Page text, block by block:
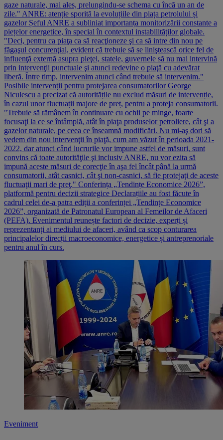
gaze naturale, mai ales, prelungindu-se schema cu încă un an de
zile." ANRE: atenție sporită la evoluțiile din piața petrolului și
gazelor Șeful ANRE a subliniat importanța monitorizării constante a
piețelor energetice, în special în contextul instabilităților globale.
"Deci, pentru ca piaţa ca să reacţioneze şi ca să intre din nou pe
făgaşul concurenţial, evident că trebuie să se liniştească orice fel de
influenţă externă asupra pieţei, statele, guvernele să nu mai intervină
prin intervenţii punctuale şi atunci redevine o piaţă cu adevărat
liberă. Între timp, intervenim atunci când trebuie să intervenim."
Posibile intervenții pentru protejarea consumatorilor George
Niculescu a precizat că autoritățile nu exclud măsuri de intervenție,
în cazul unor fluctuații majore de preț, pentru a proteja consumatorii.
"Trebuie să rămânem în continuare cu ochii pe minge, foarte
focusaţi la ce se întâmplă, atât în piaţa produselor petroliere, cât şi a
gazelor naturale, pe ceea ce înseamnă modificări. Nu mi-aş dori să
vedem din nou intervenţii în piaţă, cum am văzut în perioada 2021-
2022, dar atunci când lucrurile vor impune astfel de măsuri, sunt
convins că toate autorităţile şi inclusiv ANRE, nu vor ezita să
impună aceste măsuri de corecţie în aşa fel încât până la urmă
consumatorii, atât casnici, cât şi non-casnici, să fie protejaţi de aceste
fluctuaţii mari de preţ." Conferința „Tendințe Economice 2026”,
platformă pentru decizii strategice Declarațiile au fost făcute în
cadrul celei de-a patra ediții a conferinței „Tendințe Economice
2026”, organizată de Patronatul European al Femeilor de Afaceri
(PEFA). Evenimentul reunește factori de decizie, experți și
reprezentanți ai mediului de afaceri, având ca scop conturarea
principalelor direcții macroeconomice, energetice și antreprenoriale
pentru anul în curs.
Eveniment